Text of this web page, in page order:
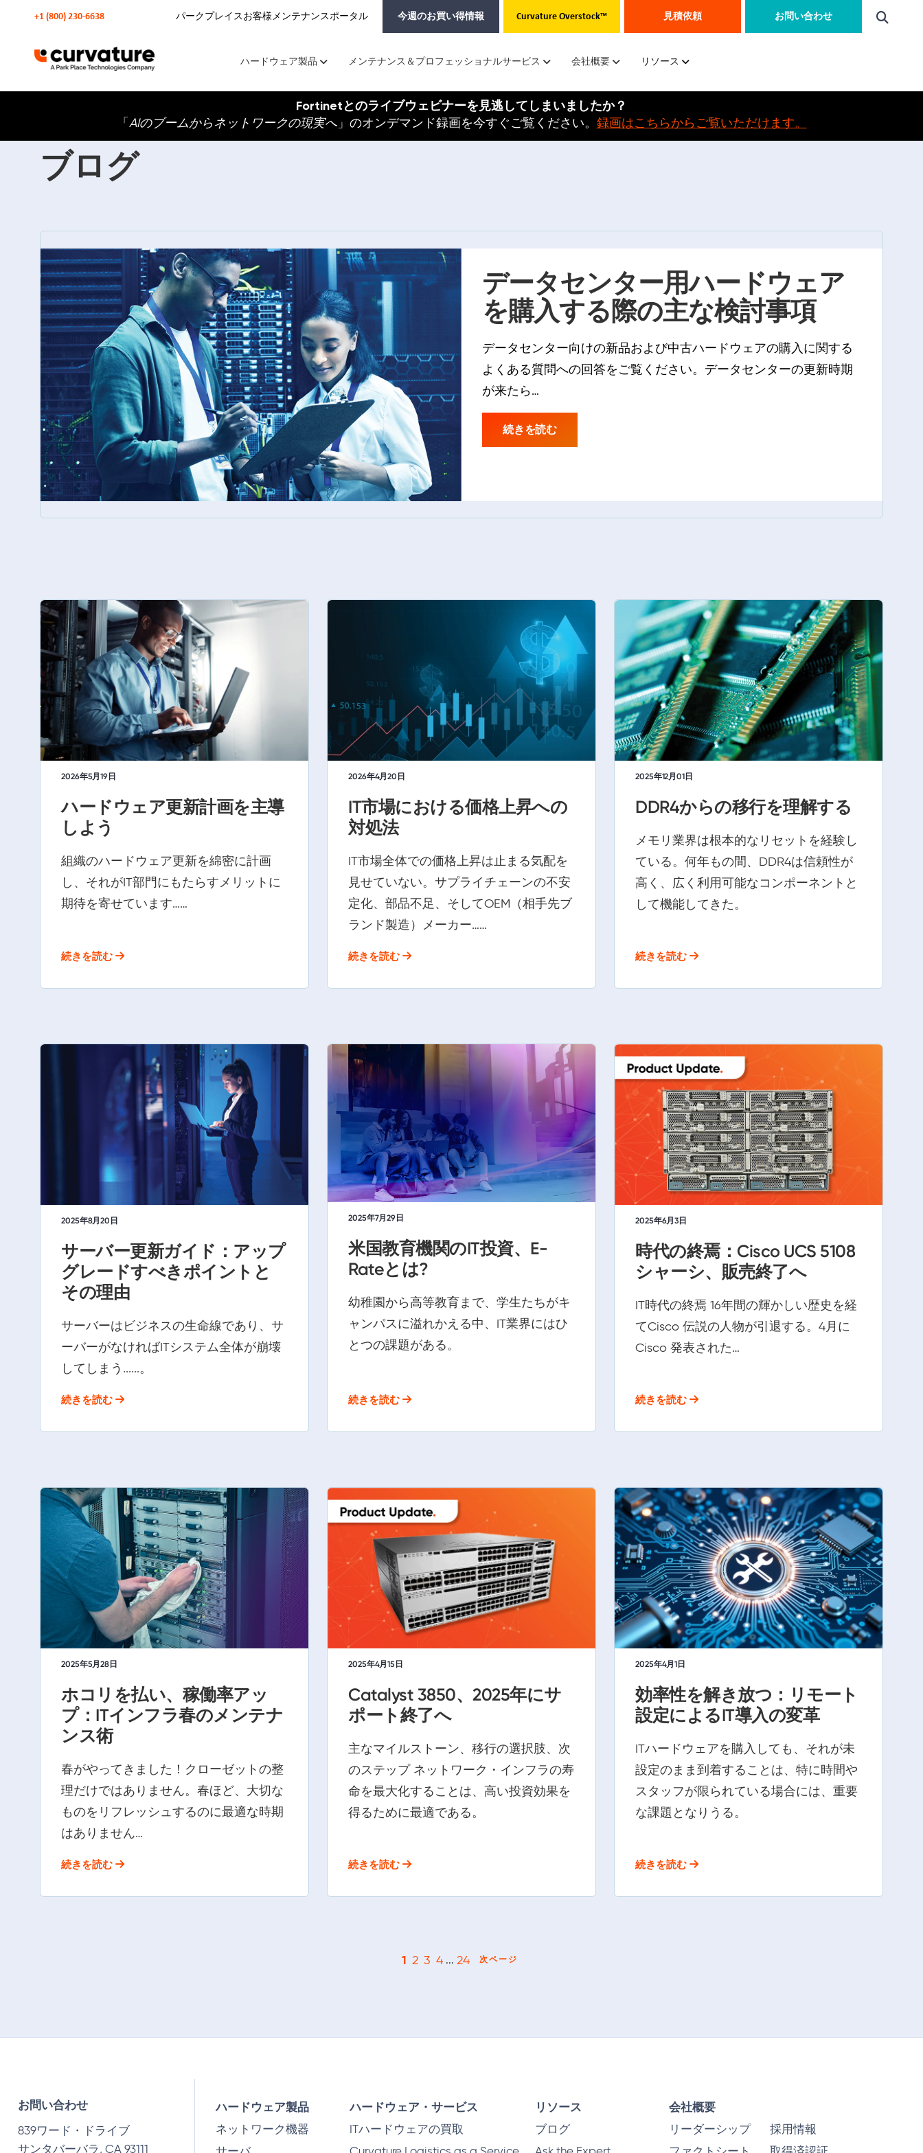
+1 (800) 230-6638 パークプレイスお客様メンテナンスポータル 今週のお買い得情報 Curvature Overstock™ 見積依頼 お問い合わせ
ハードウェア製品 メンテナンス＆プロフェッショナルサービス 会社概要 リソース
Fortinetとのライブウェビナーを見逃してしまいましたか？
「 AIのブームからネットワークの現実へ」のオンデマンド録画を今すぐご覧ください。 録画はこちらからご覧いただけます。
ブログ
データセンター用ハードウェア
を購入する際の主な検討事項
データセンター向けの新品および中古ハードウェアの購入に関する
よくある質問への回答をご覧ください。データセンターの更新時期
が来たら…
続きを読む
2026年5月19日
ハードウェア更新計画を主導
しよう
組織のハードウェア更新を綿密に計画
し、それがIT部門にもたらすメリットに
期待を寄せています……
続きを読む
2026年4月20日
IT市場における価格上昇への
対処法
IT市場全体での価格上昇は止まる気配を
見せていない。サプライチェーンの不安
定化、部品不足、そしてOEM（相手先ブ
ランド製造）メーカー……
続きを読む
2025年12月01日
DDR4からの移行を理解する
メモリ業界は根本的なリセットを経験し
ている。何年もの間、DDR4は信頼性が
高く、広く利用可能なコンポーネントと
して機能してきた。
続きを読む
2025年8月20日
サーバー更新ガイド：アップ
グレードすべきポイントと
その理由
サーバーはビジネスの生命線であり、サ
ーバーがなければITシステム全体が崩壊
してしまう......。
続きを読む
2025年7月29日
米国教育機関のIT投資、E-
Rateとは?
幼稚園から高等教育まで、学生たちがキ
ャンパスに溢れかえる中、IT業界にはひ
とつの課題がある。
続きを読む
2025年6月3日
時代の終焉：Cisco UCS 5108
シャーシ、販売終了へ
IT時代の終焉 16年間の輝かしい歴史を経
てCisco 伝説の人物が引退する。4月に
Cisco 発表された…
続きを読む
2025年5月28日
ホコリを払い、稼働率アッ
プ：ITインフラ春のメンテナ
ンス術
春がやってきました！クローゼットの整
理だけではありません。春ほど、大切な
ものをリフレッシュするのに最適な時期
はありません…
続きを読む
2025年4月15日
Catalyst 3850、2025年にサ
ポート終了へ
主なマイルストーン、移行の選択肢、次
のステップ ネットワーク・インフラの寿
命を最大化することは、高い投資効果を
得るために最適である。
続きを読む
2025年4月1日
効率性を解き放つ：リモート
設定によるIT導入の変革
ITハードウェアを購入しても、それが未
設定のまま到着することは、特に時間や
スタッフが限られている場合には、重要
な課題となりうる。
続きを読む
1 2 3 4 ... 24 次ページ
お問い合わせ
839ワード・ドライブ
サンタバーバラ, CA 93111
ハードウェア製品
ネットワーク機器
ハードウェア・サービス
ITハードウェアの買取
リソース
ブログ
会社概要
リーダーシップ
採用情報